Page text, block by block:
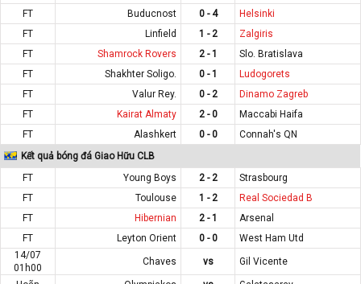
FT
Buducnost 0 - 4
Helsinki
FT
Linfield 1 - 2
Zalgiris
FT
Shamrock Rovers 2 - 1
Slo. Bratislava
FT
Shakhter Soligo. 0 - 1
Ludogorets
FT
Valur Rey. 0 - 2
Dinamo Zagreb
FT
Kairat Almaty 2 - 0
Maccabi Haifa
FT
Alashkert 0 - 0
Connah's QN
Kết quả bóng đá Giao Hữu CLB
FT
Young Boys 2 - 2
Strasbourg
FT
Toulouse 1 - 2
Real Sociedad B
FT
Hibernian 2 - 1
Arsenal
FT
Leyton Orient 0 - 0
West Ham Utd
14/07
01h00
Chaves vs Gil Vicente